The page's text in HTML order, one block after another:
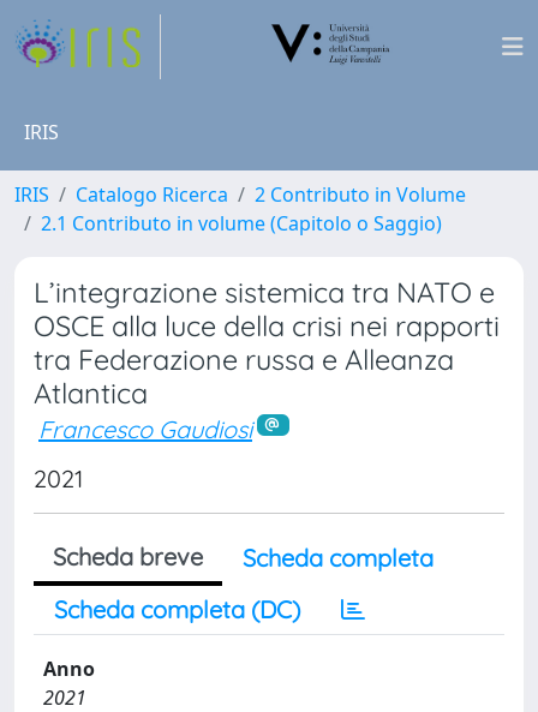
IRIS
IRIS Catalogo Ricerca
2 Contributo in Volume
2.1 Contributo in volume (Capitolo o Saggio)
L’integrazione sistemica tra NATO e
OSCE alla luce della crisi nei rapporti
tra Federazione russa e Alleanza
Atlantica
Francesco Gaudiosi
2021
Scheda breve
Scheda completa
Scheda completa (DC)
Anno
2021